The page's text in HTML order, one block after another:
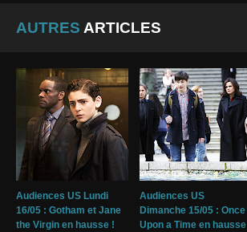
AUTRES ARTICLES
Audiences US Lundi
16/05 : Gotham et Jane
the Virgin en hausse !
Audiences US
Dimanche 15/05 : Once
Upon a Time en hausse